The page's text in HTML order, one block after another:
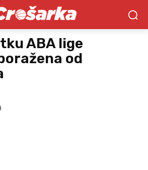
ABA lige
od